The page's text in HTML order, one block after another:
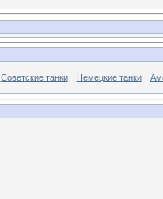
Советские танки Немецкие танки